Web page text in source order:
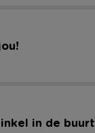
in de buurt